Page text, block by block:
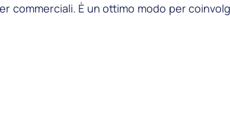
È un ottimo modo per